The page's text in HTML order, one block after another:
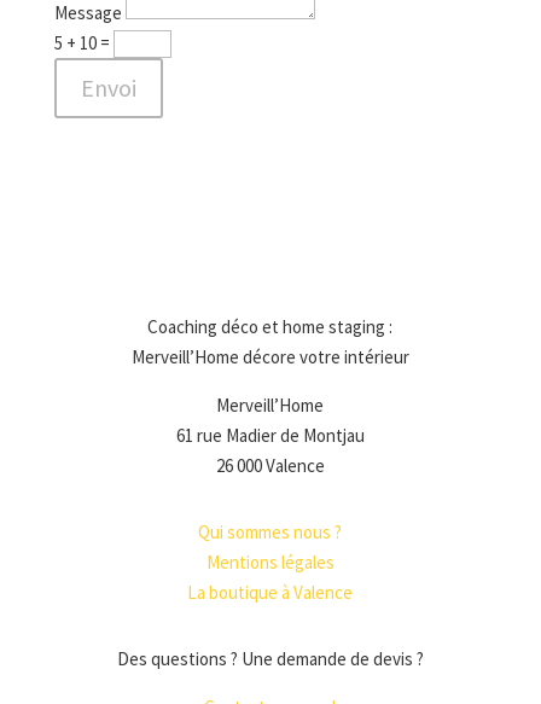
Message
5 + 10=
Envoi
Coaching déco et home staging :
Merveill’Home décore votre intérieur
Merveill’Home
61 rue Madier de Montjau
26 000 Valence
Qui sommes nous ?
Mentions légales
La boutique à Valence
Des questions ? Une demande de devis ?